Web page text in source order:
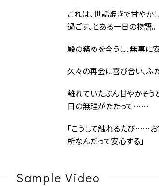
これは、世話焼きで甘や
過ごす、とある一日の物語。
殿の務めを全うし、無事に
久々の再会に喜び合い、ふ
離れていたぶん甘やかそう
日の無理がたたって……
「こうして触れるたび……
所なんだって安心する」
Sample Video